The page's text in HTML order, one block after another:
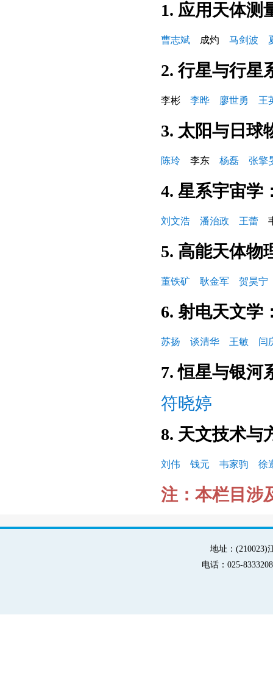
1. 应用天体测
曹志斌 成灼 马剑波
2. 行星与行星
李彬 李晔 廖世勇 王
3. 太阳与日球
陈玲 李东 杨磊 张擎
4. 星系宇宙学
刘文浩 潘治政 王蕾
5. 高能天体物
董铁矿 耿金军 贺昊宁
6. 射电天文学
苏扬 谈清华 王敏 闫
7. 恒星与银河
符晓婷
8. 天文技术与
刘伟 钱元 韦家驹 徐
注：本栏目涉
地址：(210023)
电话：025-